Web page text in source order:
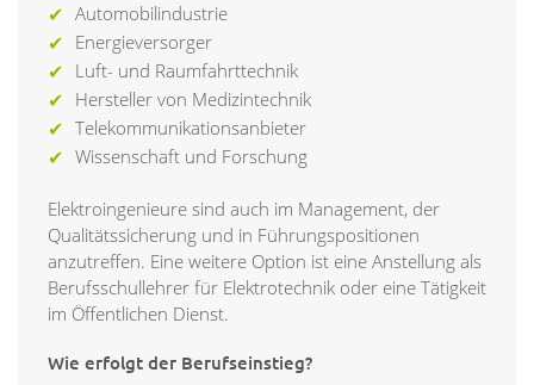
Automobilindustrie
Energieversorger
Luft- und Raumfahrttechnik
Hersteller von Medizintechnik
Telekommunikationsanbieter
Wissenschaft und Forschung
Elektroingenieure sind auch im Management, der
Qualitätssicherung und in Führungspositionen
anzutreffen. Eine weitere Option ist eine Anstellung als
Berufsschullehrer für Elektrotechnik oder eine Tätigkeit
im Öffentlichen Dienst.
Wie erfolgt der Berufseinstieg?